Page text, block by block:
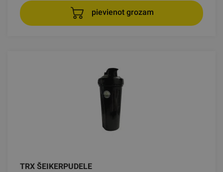
pievienot grozam
TRX ŠEIKERPUDELE